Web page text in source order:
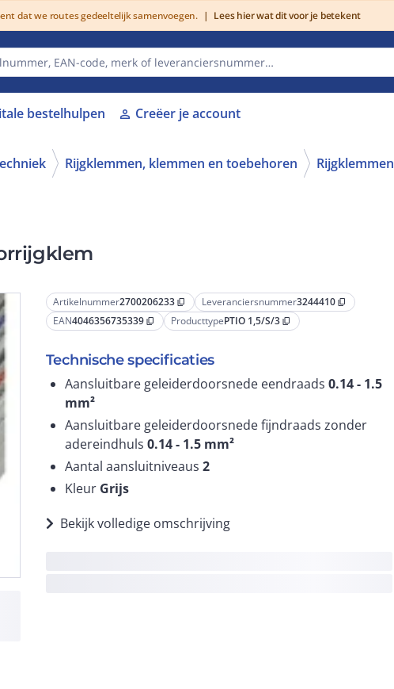
dat we routes gedeeltelijk samenvoegen. | Lees hier wat dit voor je betekent
bestelhulpen person Creëer je account
Rijgklemmen, klemmen en toebehoren Rijgklemmen
Artikelnummer2700206233 content_copy Leveranciersnummer3244410 content_copy
EAN4046356735339 content_copy ProducttypePTIO 1,5/S/3 content_copy
Technische specificaties
Aansluitbare geleiderdoorsnede eendraads 0.14 - 1.5
mm²
Aansluitbare geleiderdoorsnede fijndraads zonder
adereindhuls 0.14 - 1.5 mm²
Aantal aansluitniveaus 2
Kleur Grijs
Bekijk volledige omschrijving